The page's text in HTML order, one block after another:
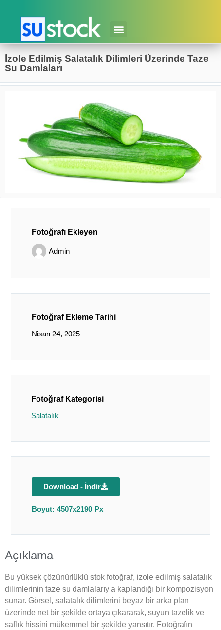
İzole Edilmiş Salatalık Dilimleri Üzerinde Taze
Su Damlaları
Fotoğrafı Ekleyen
Admin
Fotoğraf Ekleme Tarihi
Nisan 24, 2025
Fotoğraf Kategorisi
Salatalık
Download - İndir
Boyut: 4507x2190 Px
Açıklama
Bu yüksek çözünürlüklü stok fotoğraf, izole edilmiş salatalık
dilimlerinin taze su damlalarıyla kaplandığı bir kompozisyon
sunar. Görsel, salatalık dilimlerini beyaz bir arka plan
üzerinde net bir şekilde ortaya çıkararak, suyun tazelik ve
saflık hissini mükemmel bir şekilde yansıtır. Fotoğrafın